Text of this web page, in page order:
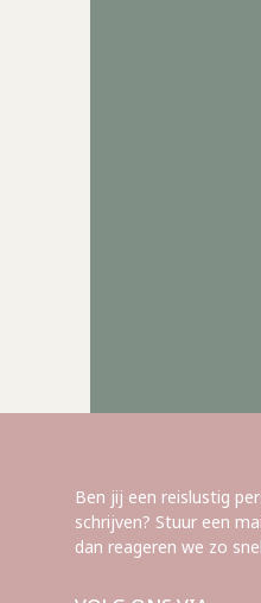
Ben jij een reislustig
schrijven? Stuur een
dan reageren we zo